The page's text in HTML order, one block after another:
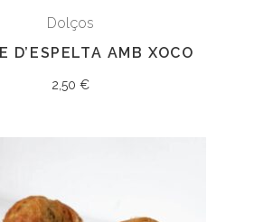
Dolços
D’ESPELTA AMB XOCO
2,50 €